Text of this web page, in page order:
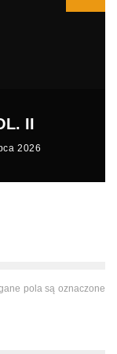
II
2026
pola są oznaczone